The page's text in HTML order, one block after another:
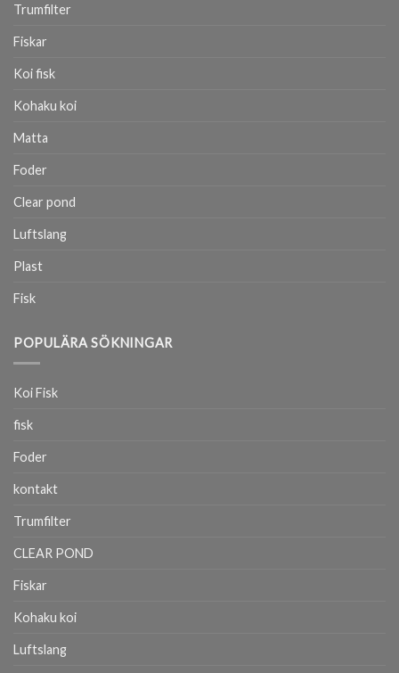
Trumfilter
Fiskar
Koi fisk
Kohaku koi
Matta
Foder
Clear pond
Luftslang
Plast
Fisk
POPULÄRA SÖKNINGAR
Koi Fisk
fisk
Foder
kontakt
Trumfilter
CLEAR POND
Fiskar
Kohaku koi
Luftslang